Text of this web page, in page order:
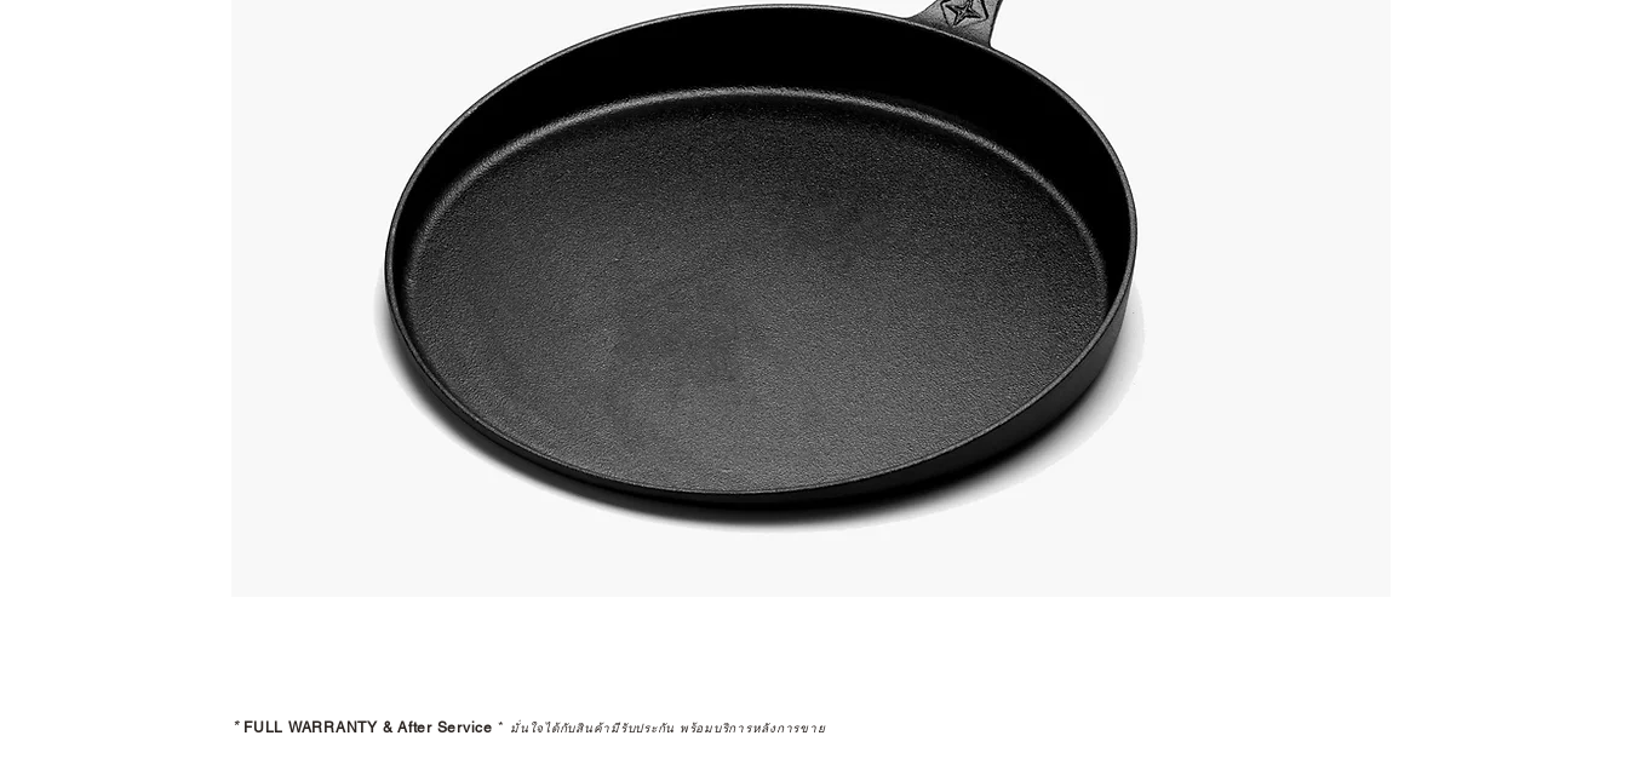
* FULL WARRANTY & After Service * มั่นใจได้กับสินค้ามีรับประกัน พร้อมบริการหลังการขาย